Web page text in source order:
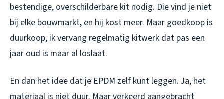
bestendige, overschilderbare kit nodig. Die vind je niet
bij elke bouwmarkt, en hij kost meer. Maar goedkoop is
duurkoop, ik vervang regelmatig kitwerk dat pas een
jaar oud is maar al loslaat.
En dan het idee dat je EPDM zelf kunt leggen. Ja, het
materiaal is niet duur. Maar verkeerd aangebracht